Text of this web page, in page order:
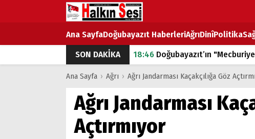
Ana SayfaDoğubayazıt HaberleriAğrıDinîPolitika
SON DAKİKA
18:46 Doğubayazıt’ın
07:53Doğubayazıt’ta Ekmek
07:16 Doğubayazıt'ta çocukların
07:00DEVLET ve HÜKÜMET
18:29ÇARŞI CADDESİ YAZ BOZ
Ana Sayfa › Ağrı › Ağrı Jandarması Kaçakçılığa Göz
Ağrı Jandarması
Açtırmıyor